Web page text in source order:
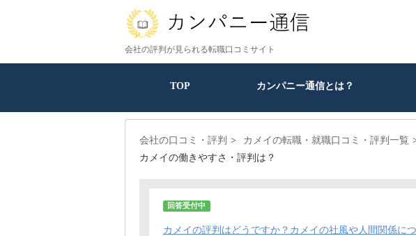
会社の評判が見られる転職口コミサイト
TOP カンパニー通信とは？
会社の口コミ・評判
カメイの転職・就職口コミ・評判一覧
カメイの働きやすさ・評判は？
回答受付中
カメイの評判はどうですか？カメイの社風や人間関係に